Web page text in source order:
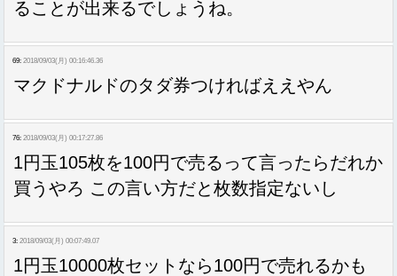
ることが出来るでしょうね。
69: 2018/09/03(月) 00:16:46.36
マクドナルドのタダ券つければええやん
76: 2018/09/03(月) 00:17:27.86
1円玉105枚を100円で売るって言ったらだれか
買うやろ この言い方だと枚数指定ないし
3: 2018/09/03(月) 00:07:49.07
1円玉10000枚セットなら100円で売れるかも